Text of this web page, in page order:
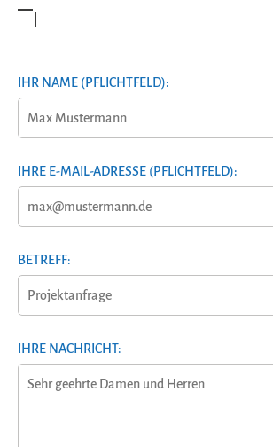
IHR NAME (PFLICHTFELD):
IHRE E-MAIL-ADRESSE (PFLICHTFELD):
BETREFF:
IHRE NACHRICHT: